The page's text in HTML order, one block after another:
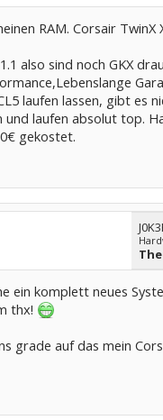
RAM. Corsair TwinX
also sind noch GKX
laufen lassen, gibt es
und laufen absolut top.
gekostet.
ein komplett neues
thx!
grade auf das mein